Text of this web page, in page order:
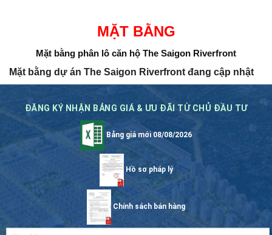
MẶT BẰNG
Mặt bằng phân lô căn hộ The Saigon Riverfront
Mặt bằng dự án The Saigon Riverfront đang cập nhật
ĐĂNG KÝ NHẬN BẢNG GIÁ & ƯU ĐÃI TỪ CHỦ ĐẦU TƯ
Bảng giá mới 08/08/2026
Hồ sơ pháp lý
Chính sách bán hàng